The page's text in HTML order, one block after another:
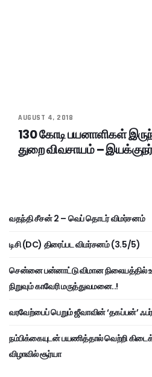
AUGUST 4, 2018
130 கோடி பயனாளிகள்
துறை விவசாயம் –
வதந்தி சீசன் 2 – வெப் தொடர் விமர்சனம்
டிசி (DC) திரைப்பட விமர்சனம் (3.5/5)
சென்னை பன்னாட்டு விமான நிலையத்தில்
நிறுவும் காவேரி மருத்துவமனை..!
வரவேற்பைப் பெறும் ஜீவாவின் ‘தகப்பன்’
நம்பிக்கையுடன் பயணித்தால் வெற்றி
விழாவில் சூர்யா